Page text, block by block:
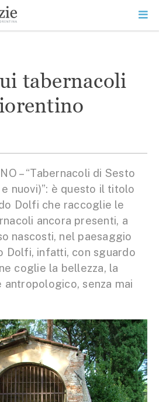
tabernacoli
– “Tabernacoli di Sesto
nuovi)”: è questo il titolo
Dolfi che raccoglie le
ancora presenti, a
nascosti, nel paesaggio
Dolfi, infatti, con sguardo
coglie la bellezza, la
senza mai